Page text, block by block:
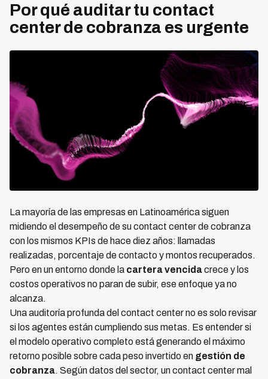
Por qué auditar tu contact
center de cobranza es urgente
La mayoría de las empresas en Latinoamérica siguen
midiendo el desempeño de su contact center de cobranza
con los mismos KPIs de hace diez años: llamadas
realizadas, porcentaje de contacto y montos recuperados.
Pero en un entorno donde la cartera vencidacrece y los
costos operativos no paran de subir, ese enfoque ya no
alcanza.
Una auditoría profunda del contact center no es solo revisar
si los agentes están cumpliendo sus metas. Es entender si
el modelo operativo completo está generando el máximo
retorno posible sobre cada peso invertido en gestión de
cobranza. Según datos del sector, un contact center mal